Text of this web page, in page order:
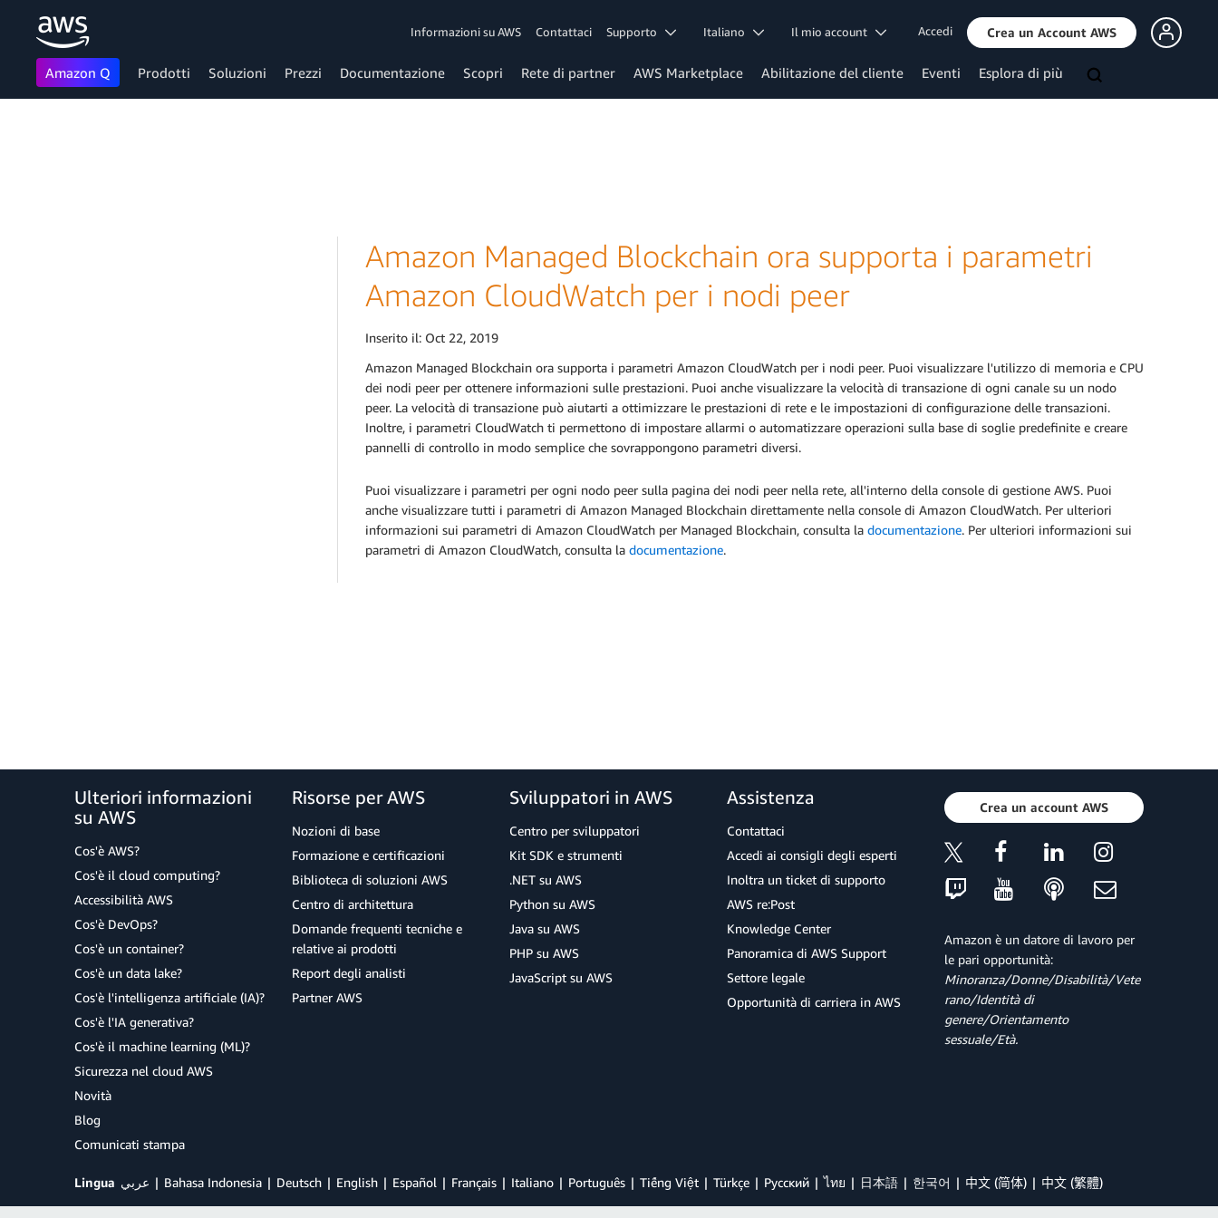
Informazioni su AWS Contattaci Supporto Italiano Il mio account Accedi Crea un Account AWS
Amazon Q Prodotti Soluzioni Prezzi Documentazione Scopri Rete di partner AWS Marketplace Abilitazione del cliente Eventi Esplora di più
Amazon Managed Blockchain ora supporta i parametri
Amazon CloudWatch per i nodi peer
Inserito il: Oct 22, 2019
Amazon Managed Blockchain ora supporta i parametri Amazon CloudWatch per i nodi peer. Puoi visualizzare l'utilizzo di memoria e CPU
dei nodi peer per ottenere informazioni sulle prestazioni. Puoi anche visualizzare la velocità di transazione di ogni canale su un nodo
peer. La velocità di transazione può aiutarti a ottimizzare le prestazioni di rete e le impostazioni di configurazione delle transazioni.
Inoltre, i parametri CloudWatch ti permettono di impostare allarmi o automatizzare operazioni sulla base di soglie predefinite e creare
pannelli di controllo in modo semplice che sovrappongono parametri diversi.
Puoi visualizzare i parametri per ogni nodo peer sulla pagina dei nodi peer nella rete, all'interno della console di gestione AWS. Puoi
anche visualizzare tutti i parametri di Amazon Managed Blockchain direttamente nella console di Amazon CloudWatch. Per ulteriori
informazioni sui parametri di Amazon CloudWatch per Managed Blockchain, consulta la documentazione. Per ulteriori informazioni sui
parametri di Amazon CloudWatch, consulta la documentazione.
Ulteriori informazioni
su AWS
Cos'è AWS?
Cos'è il cloud computing?
Accessibilità AWS
Cos'è DevOps?
Cos'è un container?
Cos'è un data lake?
Cos'è l'intelligenza artificiale (IA)?
Cos'è l'IA generativa?
Cos'è il machine learning (ML)?
Sicurezza nel cloud AWS
Novità
Blog
Comunicati stampa
Risorse per AWS
Nozioni di base
Formazione e certificazioni
Biblioteca di soluzioni AWS
Centro di architettura
Domande frequenti tecniche e
relative ai prodotti
Report degli analisti
Partner AWS
Sviluppatori in AWS
Centro per sviluppatori
Kit SDK e strumenti
.NET su AWS
Python su AWS
Java su AWS
PHP su AWS
JavaScript su AWS
Assistenza
Contattaci
Accedi ai consigli degli esperti
Inoltra un ticket di supporto
AWS re:Post
Knowledge Center
Panoramica di AWS Support
Settore legale
Opportunità di carriera in AWS
Crea un account AWS
Amazon è un datore di lavoro per
le pari opportunità:
Minoranza/Donne/Disabilità/Vete
rano/Identità di
genere/Orientamento
sessuale/Età.
Lingua عربي Bahasa Indonesia Deutsch English Español Français Italiano Português Tiếng Việt Türkçe Ρусский ไทย 日本語 한국어 中文 (简体) 中文 (繁體)